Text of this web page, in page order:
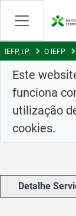
Skip
Content
IEFP, I.P. O IEFP
Este
funciona
utilização
cookies.
Detalhe